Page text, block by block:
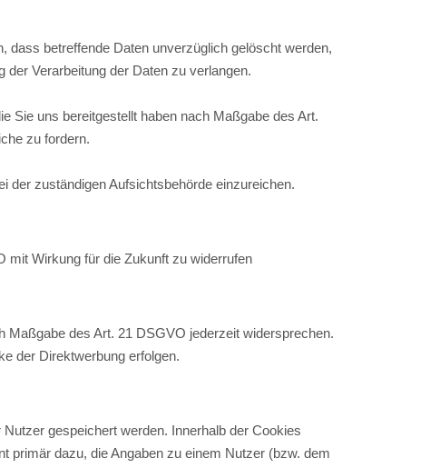
dass betreffende Daten unverzüglich gelöscht werden,
Verarbeitung der Daten zu verlangen.
Sie uns bereitgestellt haben nach Maßgabe des Art.
zu fordern.
der zuständigen Aufsichtsbehörde einzureichen.
mit Wirkung für die Zukunft zu widerrufen
Maßgabe des Art. 21 DSGVO jederzeit widersprechen.
der Direktwerbung erfolgen.
gespeichert werden. Innerhalb der Cookies
primär dazu, die Angaben zu einem Nutzer (bzw. dem